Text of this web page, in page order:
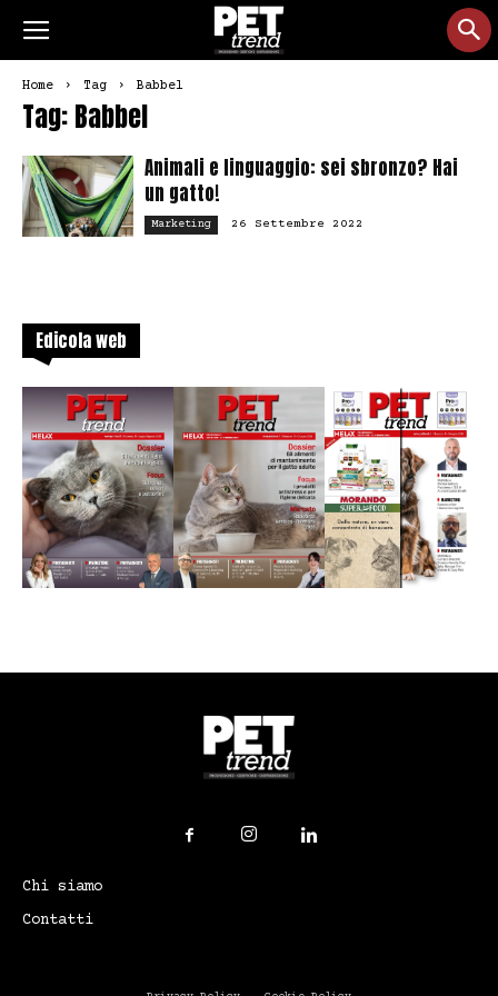
Home Tag Babbel
Tag: Babbel
Animali e linguaggio: sei sbronzo? Hai
un gatto!
Marketing 26 Settembre 2022
Edicola web
Chi siamo
Contatti